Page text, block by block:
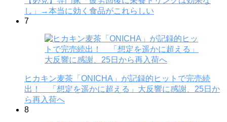
し」→本当に効く食品がこれらしい
7
ヒカキン麦茶「ONICHA」が記録的ヒットで完売続
出！ 「想定を遥かに超える」大反響に感謝、25日か
ら再入荷へ
8